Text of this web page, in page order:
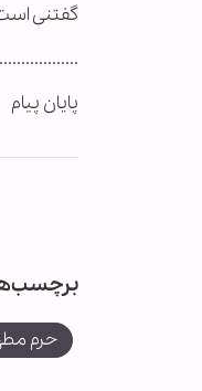
گفتنی
پایان پیام
حرم